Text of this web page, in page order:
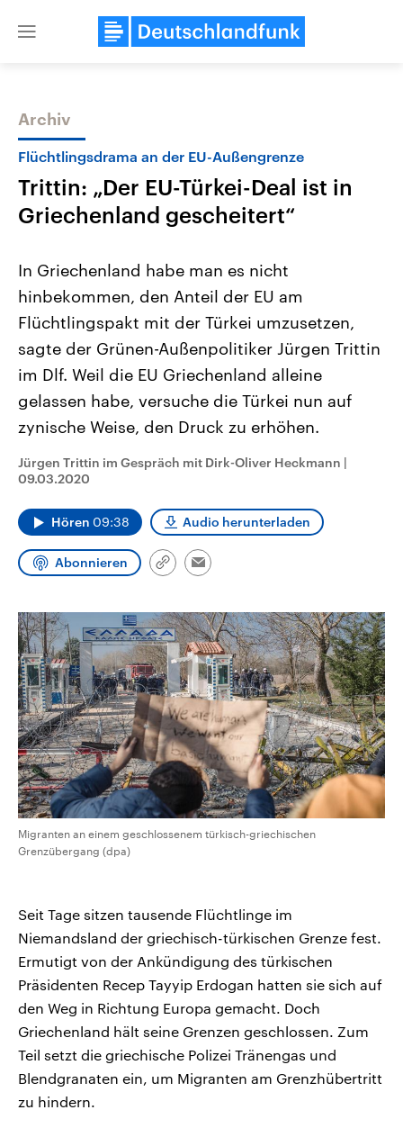
Close
Themen
Landtagswahl Sachsen-Anhalt
2026
Alle Informationen
Sachsen-Anhalt wählt am 6.
September 2026 einen neuen
Landtag. Seit 2021 wird das
Bundesland von einer Koalition aus
CDU, SPD und FDP regiert.-
Umfragen, Prognosen,
und Hintergründe zu den Parteien
und Kandidaten der anstehenden
Wahl.
USA
Aktuelle Beiträge,
Hintergründe
Wirtschaftlich und
gehören die Vereinigten
den mächtigsten Ländern
mit großem Einfluss auf
Sendungen Programm Podcasts
Archiv
Flüchtlingsdrama an der EU-Außengrenze
Trittin: „Der EU-Türkei-Deal ist in
Griechenland gescheitert“
In Griechenland habe man es nicht
hinbekommen, den Anteil der EU am
Flüchtlingspakt mit der Türkei umzusetzen,
sagte der Grünen-Außenpolitiker Jürgen Trittin
im Dlf. Weil die EU Griechenland alleine
gelassen habe, versuche die Türkei nun auf
zynische Weise, den Druck zu erhöhen.
Jürgen Trittin im Gespräch mit Dirk-Oliver Heckmann |
09.03.2020
Hören 09:38 Audio herunterladen
Abonnieren
Link
Email
Migranten an einem geschlossenem türkisch-griechischen
Grenzübergang (dpa)
Seit Tage sitzen tausende Flüchtlinge im
Niemandsland der griechisch-türkischen Grenze fest.
Ermutigt von der Ankündigung des türkischen
Präsidenten Recep Tayyip Erdogan hatten sie sich auf
den Weg in Richtung Europa gemacht. Doch
Griechenland hält seine Grenzen geschlossen. Zum
Teil setzt die griechische Polizei Tränengas und
Blendgranaten ein, um Migranten am Grenzhübertritt
zu hindern.